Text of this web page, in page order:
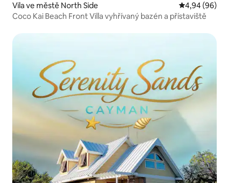
Vila ve městě North Side Průměrné
4,94 (96)
Coco Kai Beach Front Villa vyhřívaný bazén a přístaviště